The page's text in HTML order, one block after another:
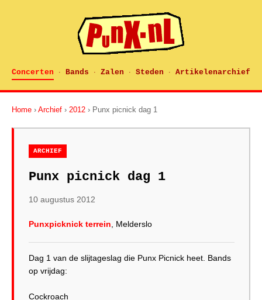
Concerten · Bands · Zalen · Steden · Artikelenarchief
Home › Archief › 2012 › Punx picnick dag 1
ARCHIEF
Punx picnick dag 1
10 augustus 2012
Punxpicknick terrein , Melderslo
Dag 1 van de slijtageslag die Punx Picnick heet. Bands
op vrijdag:
Cockroach